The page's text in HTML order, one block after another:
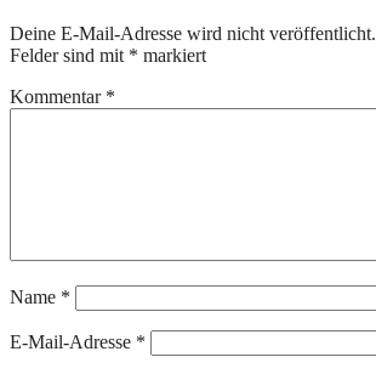
Deine E-Mail-Adresse wird nicht veröffentlicht.
Felder sind mit * markiert
Kommentar *
Name *
E-Mail-Adresse *